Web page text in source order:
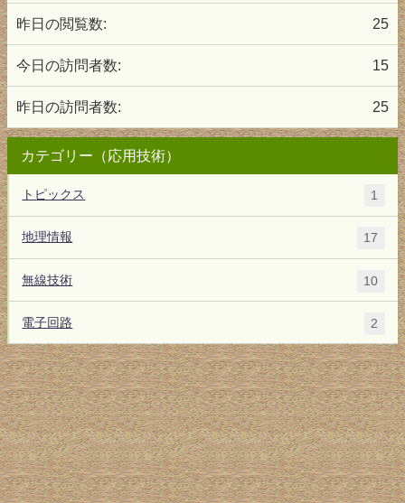
25
昨日の閲覧数:
15
今日の訪問者数:
25
昨日の訪問者数:
カテゴリー（応用技術）
トピックス 1
地理情報 17
無線技術 10
電子回路 2